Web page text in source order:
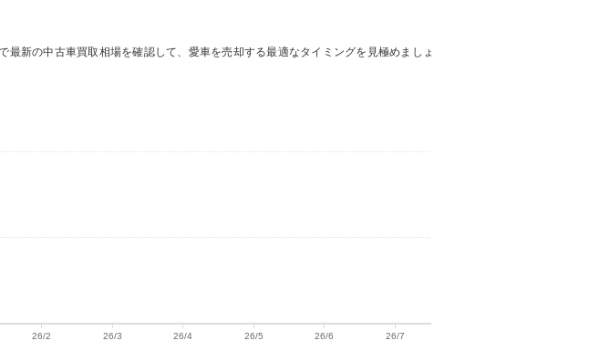
新の中古車買取相場を確認して、愛車を売却する最適なタイミングを見極めましょ